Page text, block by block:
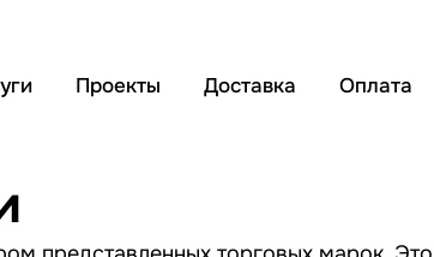
Проекты Доставка Оплата